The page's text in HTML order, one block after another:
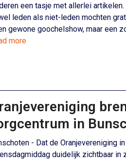
een tasje met allerlei
leden als niet-leden mochten
gewone goochelshow, maar een
more
in
- Dat de Oranjevereniging
duidelijk zichtbaar in